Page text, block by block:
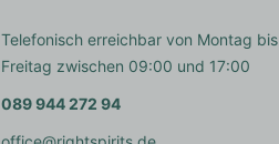
Telefonisch erreichbar von Montag bis
Freitag zwischen 09:00 und 17:00
089 944 272 94